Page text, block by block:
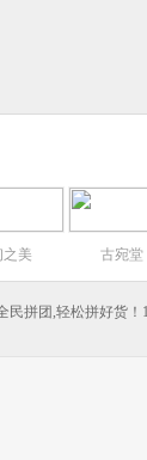
之美 古宛堂
拼团,轻松拼好货！